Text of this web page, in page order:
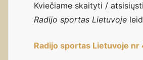
Kviečiame skaityti /
Radijo sportas Lietuvoje
Radijo sportas Lietuvoje nr